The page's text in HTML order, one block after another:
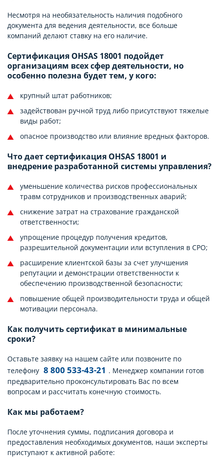
Несмотря на необязательность наличия подобного
документа для ведения деятельности, все больше
компаний делают ставку на его наличие.
Сертификация OHSAS 18001 подойдет
организациям всех сфер деятельности, но
особенно полезна будет тем, у кого:
крупный штат работников;
задействован ручной труд либо присутствуют тяжелые
виды работ;
опасное производство или влияние вредных факторов.
Что дает сертификация OHSAS 18001 и
внедрение разработанной системы управления?
уменьшение количества рисков профессиональных
травм сотрудников и производственных аварий;
снижение затрат на страхование гражданской
ответственности;
упрощение процедур получения кредитов,
разрешительной документации или вступления в СРО;
расширение клиентской базы за счет улучшения
репутации и демонстрации ответственности к
обеспечению производственной безопасности;
повышение общей производительности труда и общей
мотивации персонала.
Как получить сертификат в минимальные
сроки?
Оставьте заявку на нашем сайте или позвоните по
телефону 8 800 533-43-21 . Менеджер компании готов
предварительно проконсультировать Вас по всем
вопросам и рассчитать конечную стоимость.
Как мы работаем?
После уточнения суммы, подписания договора и
предоставления необходимых документов, наши эксперты
приступают к активной работе: